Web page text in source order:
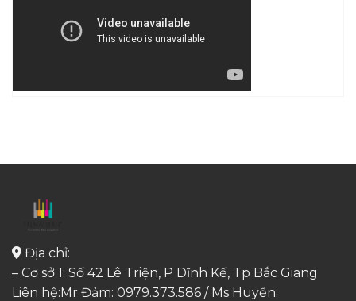
Địa chỉ:
– Cơ sở 1: Số 42 Lê Triện, P Dĩnh Kế, Tp Bắc Giang
Liên hệ:Mr Đảm: 0979.373.586 / Ms Huyền: